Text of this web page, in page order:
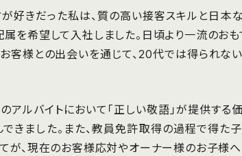
好きだった私は、質の高い接客スキルと日本
属を希望して入社しました。日頃より一流のお
客様との出会いを通じて、20代では得られな
アルバイトにおいて「正しい敬語」が提供す
きました。また、教員免許取得の過程で得た
が、現在のお客様応対やオーナー様のお子様へ